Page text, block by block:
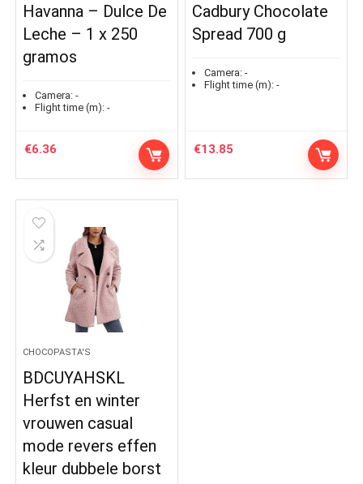
Havanna – Dulce De
Leche – 1 x 250
gramos
Camera: -
Flight time (m): -
€6.36
Cadbury Chocolate
Spread 700 g
Camera: -
Flight time (m): -
€13.85
CHOCOPASTA'S
BDCUYAHSKL
Herfst en winter
vrouwen casual
mode revers effen
kleur dubbele borst